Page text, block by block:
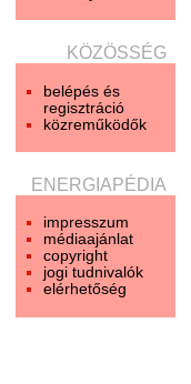
KÖZÖSSÉG
belépés és
regisztráció
közreműködők
ENERGIAPÉDIA
impresszum
médiaajánlat
copyright
jogi tudnivalók
elérhetőség